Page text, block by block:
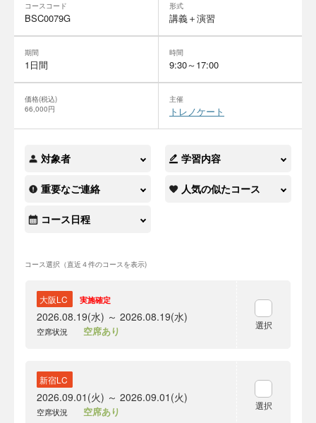
コースコード
BSC0079G
形式
講義＋演習
期間
1日間
時間
9:30～17:00
価格(税込)
66,000円
主催
トレノケート
対象者 学習内容
重要なご連絡 人気の似たコース
コース日程
コース選択（直近４件のコースを表示)
大阪LC 実施確定
2026.08.19(水) ～ 2026.08.19(水)
空席状況 空席あり 選択
新宿LC
2026.09.01(火) ～ 2026.09.01(火)
空席状況 空席あり 選択